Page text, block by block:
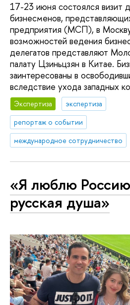
17-23 июня состоялся визит
бизнесменов,
предприятия (МСП), в
возможностей ведения
делегатов представляют
палату Цзиньцзян в Китае.
заинтересованы в
вследствие ухода западных
Экспертиза
экспертиза
репортаж о событии
международное сотрудничество
«Я люблю
русская душа»